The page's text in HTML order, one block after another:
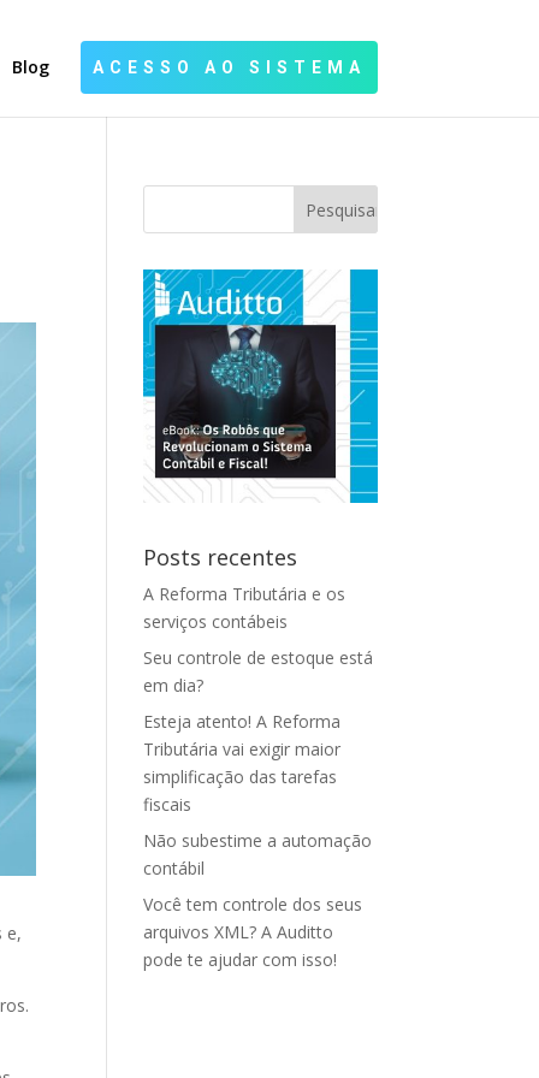
Blog ACESSO AO SISTEMA
e,
Posts recentes
A Reforma Tributária e os
serviços contábeis
Seu controle de estoque está
em dia?
Esteja atento! A Reforma
Tributária vai exigir maior
simplificação das tarefas
fiscais
Não subestime a automação
contábil
Você tem controle dos seus
arquivos XML? A Auditto
pode te ajudar com isso!